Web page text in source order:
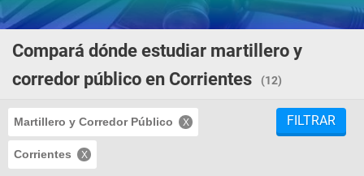
Compará dónde estudiar martillero y
corredor público en Corrientes
(12)
Martillero y Corredor Público
Corrientes
FILTRAR